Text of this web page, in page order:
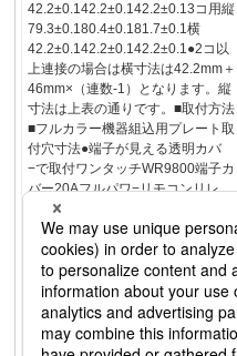
42.2±0.142.2±0.142.2±0.13コ用縦
79.3±0.180.4±0.181.7±0.1横
42.2±0.142.2±0.142.2±0.1●2コ以
上連接の場合は横寸法は42.2mm＋
46mm×（連数-1）となります。縦
寸法は上表の通りです。■取付方法
■フルカラー機器組込用プレート取
付穴寸法●端子が見える透明カバ
−で取付ワンタッチWR9800端子カ
バー20Aフルパワ−リモコンリレ
−WR9800使用しないフル端子部に
はめこむ防塵カバー天井用･T/U付
6AリレーユニットWJ9902G天井
用･T/U付6Aリレーユニット
WJ9904防塵カバー接地極VVF2心
ケーブル（φ1.6、φ2）
WJ9904WRS110013リモコン配線
器具フル2線式リモコンワンショッ